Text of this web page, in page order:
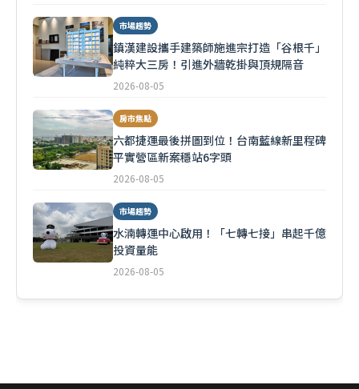
市場趨勢
鎮漢建設攜手建築師施進宗打造「谷根千」
純粹大三房！引進外牆乾掛與頂規隔音
2026-08-05
房市焦點
六都捷運最後拼圖到位！台南藍線新里程碑
平實營區新案穩站6字頭
2026-08-05
市場趨勢
水湳轉運中心啟用！「七轉七接」串起千億
投資量能
2026-08-05